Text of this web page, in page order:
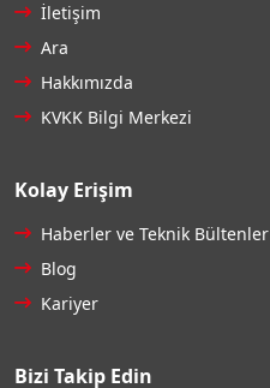
İletişim
Ara
Hakkımızda
KVKK Bilgi Merkezi
Kolay Erişim
Haberler ve Teknik Bültenler
Blog
Kariyer
Bizi Takip Edin